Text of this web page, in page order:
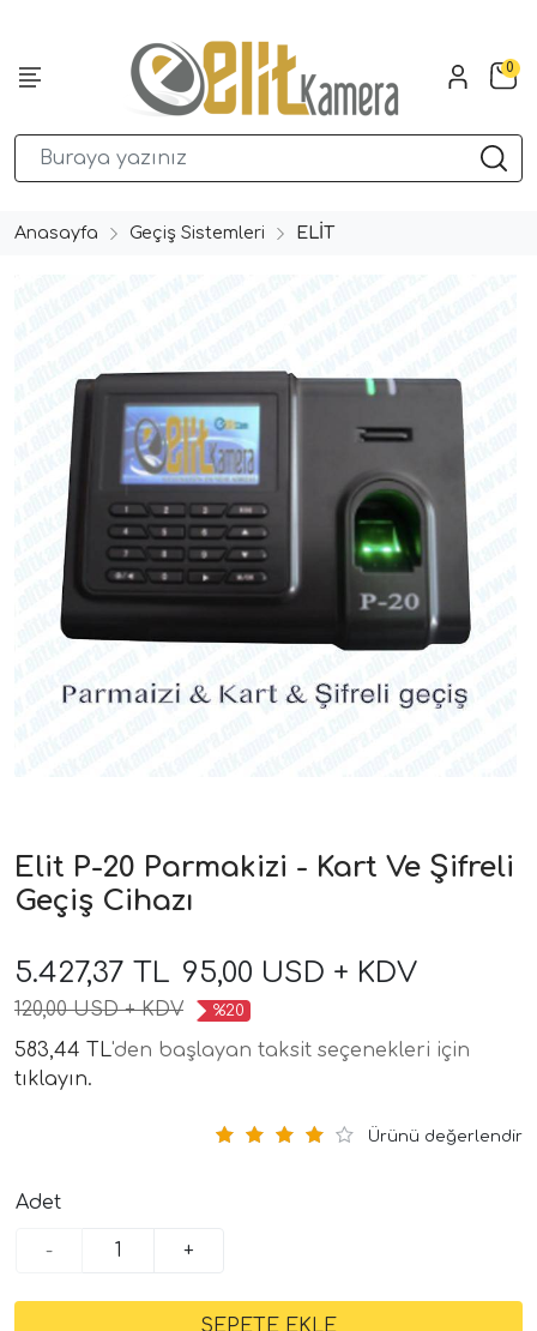
0
Anasayfa Geçiş Sistemleri ELİT
Elit P-20 Parmakizi - Kart Ve Şifreli
Geçiş Cihazı
5.427,37 TL 95,00 USD + KDV
120,00 USD + KDV %20
583,44 TL'den başlayan taksit seçenekleri için
tıklayın.
Ürünü değerlendir
Adet
- +